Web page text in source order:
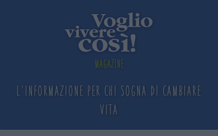
Magazine
L'informazione per chi sogna di cambiare
vita